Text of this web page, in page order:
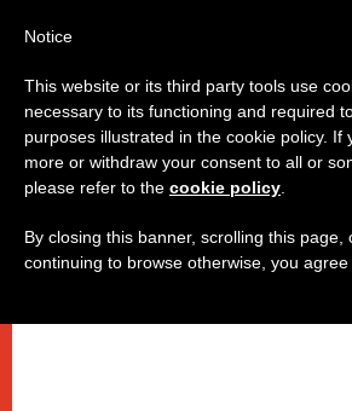
Notice
This website or its third party tools use
necessary to its functioning and required
purposes illustrated in the cookie policy. If
more or withdraw your consent to all or
please refer to the cookie policy
By closing this banner, scrolling this page,
continuing to browse otherwise, you agree